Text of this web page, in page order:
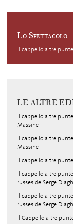
Lo Spettacolo
Il cappello a tre
LE ALTRE
Il cappello a tre
Massine
Il cappello a tre
Massine
Il cappello a tre
Il cappello a tre
russes de Serge
Il cappello a tre
russes de Serge
Il Cappello a tre